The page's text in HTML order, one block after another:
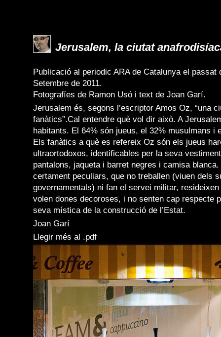
Jerusalem, la ciutat
Publicació al periodic ARA de Catalunya el passat
Setembre de 2011.
Fotografíes de Ramon Usó i text de Joan Garí.
Jerusalem és, segons l’escriptor Amos Oz, “una
fanàtics”.Cal entendre què vol dir això. A
habitants. El 64% són jueus, el 32% musulmans i
Els fanàtics a què es refereix Oz són els jueus
ultraortodoxos, identificables per la seva
pantalons, jaqueta i barret negres i camisa
certament peculiars, que no treballen (viuen dels
governamentals) ni fan el servei militar,
volen dones decoroses, i no senten cap respecte
seva mística de la construcció de l’Estat.
Joan Garí
Llegir més al .pdf